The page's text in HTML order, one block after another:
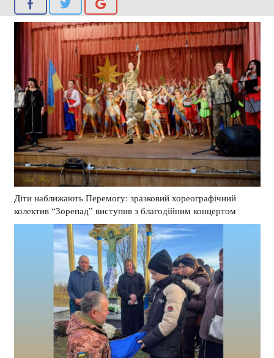
Діти наближають Перемогу: зразковий хореографічний
колектив “Зорепад” виступив з благодійним концертом